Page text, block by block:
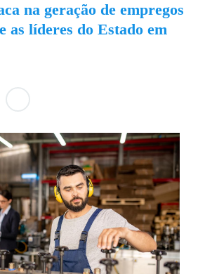
na geração de empregos
as líderes do Estado em